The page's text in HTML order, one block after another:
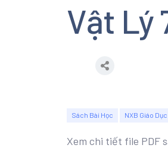
Vật Lý
Sách Bài Học NXB Giáo Dục
Xem chi tiết file PDF